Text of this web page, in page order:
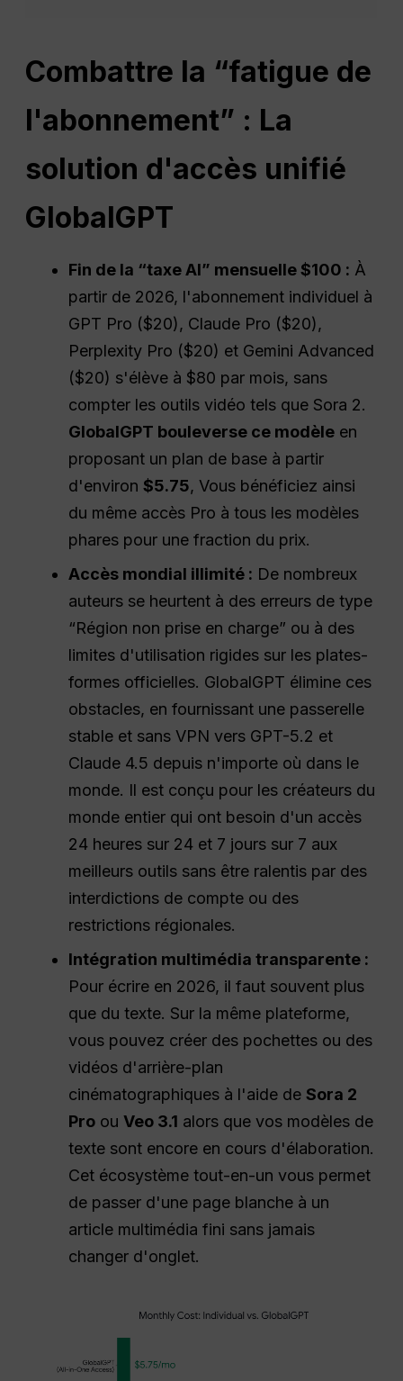
Combattre la “fatigue de
l'abonnement” : La
solution d'accès unifié
GlobalGPT
Fin de la “taxe AI” mensuelle $100 : À
partir de 2026, l'abonnement individuel à
GPT Pro ($20), Claude Pro ($20),
Perplexity Pro ($20) et Gemini Advanced
($20) s'élève à $80 par mois, sans
compter les outils vidéo tels que Sora 2.
GlobalGPT bouleverse ce modèle en
proposant un plan de base à partir
d'environ$5.75, Vous bénéficiez ainsi
du même accès Pro à tous les modèles
phares pour une fraction du prix.
Accès mondial illimité : De nombreux
auteurs se heurtent à des erreurs de type
“Région non prise en charge” ou à des
limites d'utilisation rigides sur les plates-
formes officielles. GlobalGPT élimine ces
obstacles, en fournissant une passerelle
stable et sans VPN vers GPT-5.2 et
Claude 4.5 depuis n'importe où dans le
monde. Il est conçu pour les créateurs du
monde entier qui ont besoin d'un accès
24 heures sur 24 et 7 jours sur 7 aux
meilleurs outils sans être ralentis par des
interdictions de compte ou des
restrictions régionales.
Intégration multimédia transparente :
Pour écrire en 2026, il faut souvent plus
que du texte. Sur la même plateforme,
vous pouvez créer des pochettes ou des
vidéos d'arrière-plan
cinématographiques à l'aide deSora 2
Pro ouVeo 3.1 alors que vos modèles de
texte sont encore en cours d'élaboration.
Cet écosystème tout-en-un vous permet
de passer d'une page blanche à un
article multimédia fini sans jamais
changer d'onglet.